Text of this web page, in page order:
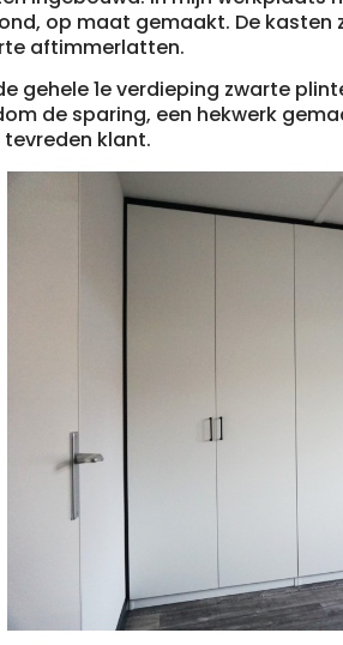
op maat gemaakt. De kasten
aftimmerlatten.
gehele 1e verdieping zwarte
de sparing, een hekwerk
tevreden klant.